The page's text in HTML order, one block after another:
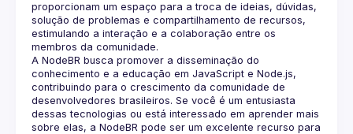
proporcionam um espaço para a troca de ideias, dúvidas,
solução de problemas e compartilhamento de recursos,
estimulando a interação e a colaboração entre os
A NodeBR busca promover a disseminação do
conhecimento e a educação em JavaScript e Node.js,
contribuindo para o crescimento da comunidade de
desenvolvedores brasileiros. Se você é um entusiasta
dessas tecnologias ou está interessado em aprender mais
sobre elas, a NodeBR pode ser um excelente recurso para